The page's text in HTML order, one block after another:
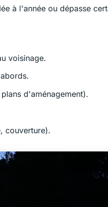
à l'année ou dépasse
voisinage.
d'aménagement).
couverture).